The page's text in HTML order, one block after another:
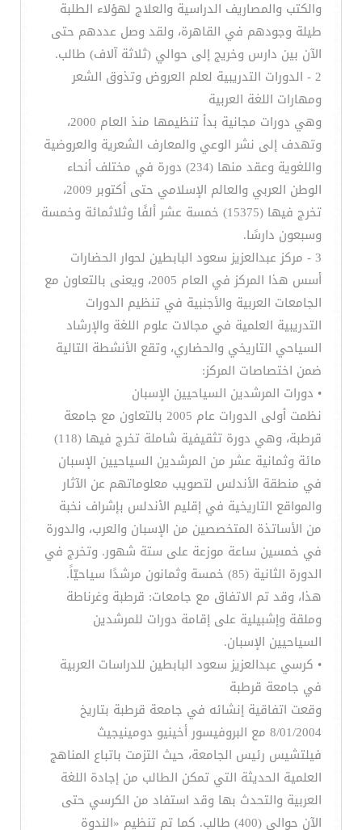
والكتب والمصاريف الدراسية والعلاج لهؤلاء الطلبة
طيلة وجودهم في القاهرة، ولقد وصل عددهم حتى
الآن بين دارس وخريج إلى حوالي (ثلاثة آلاف) طالب.
2 - الدورات التدريبية لعلم العروض وتذوق الشعر
ومهارات اللغة العربية
وهي دورات مجانية بدأ تنظيمها منذ العام 2000،
وتهدف إلى نشر الوعي والمعارف الشعرية والعروضية
واللغوية وعقد منها (234) دورة في مختلف أنحاء
الوطن العربي والعالم الإسلامي حتى أكتوبر 2009،
تخرج فيها (15375) خمسة عشر ألفًا وثلاثمائة وخمسة
وسبعون دارسًا.
3 - مركز عبدالعزيز سعود البابطين لحوار الحضارات
أسس هذا المركز في العام 2005، ويعنى بالتعاون مع
الجامعات العربية والأجنبية في تنظيم الدورات
التدريبية العلمية في مجالات علوم اللغة والإرشاد
السياحي التاريخي والحضاري، وتقع الأنشطة التالية
ضمن اختصاصات المركز:
• دورات المرشدين السياحيين الإسبان
نظمت أولى الدورات عام 2005 بالتعاون مع جامعة
قرطبة، وهي دورة تثقيفية شاملة تخرج فيها (118)
مائة وثمانية عشر من المرشدين السياحيين الإسبان
في منطقة الأندلس لتصويب معلوماتهم عن الآثار
والمواقع التاريخية في إقليم الأندلس بإشراف نخبة
من الأساتذة المتخصصين من الإسبان والعرب، والدورة
في خمسين ساعة موزعة على ستة شهور. وتخرج في
الدورة الثانية (85) خمسة وثمانون مرشدًا سياحيّاً.
هذا، وقد تم الاتفاق مع جامعات: قرطبة وغرناطة
وملقة وإشبيلية على إقامة دورات للمرشدين
السياحيين الإسبان.
• كرسي عبدالعزيز سعود البابطين للدراسات العربية
في جامعة قرطبة
وقعت اتفاقية إنشائه في جامعة قرطبة بتاريخ
8/01/2004 مع البروفيسور أخينيو دومينيجيث
فيلتشيس رئيس الجامعة، حيث التزمت باتباع المناهج
العلمية الحديثة التي تمكن الطالب من إجادة اللغة
العربية والتحدث بها وقد استفاد من الكرسي حتى
الآن حوالي (400) طالب. كما تم تنظيم «الندوة